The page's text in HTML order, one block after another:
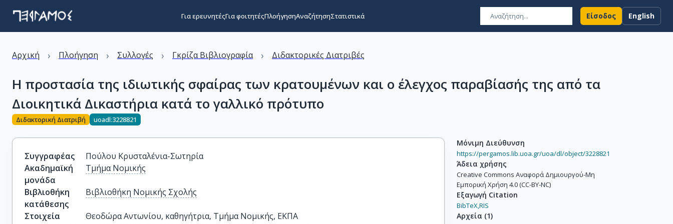
Για ερευνητέςΓια φοιτητέςΠλοήγησηΑναζήτησηΣτατιστικά Είσοδος English
Αρχική › Πλοήγηση › Συλλογές › Γκρίζα Βιβλιογραφία › Διδακτορικές Διατριβές
Η προστασία της ιδιωτικής σφαίρας των κρατουμένων και ο έλεγχος παραβίασής της από τα
Διοικητικά Δικαστήρια κατά το γαλλικό πρότυπο
Διδακτορική Διατριβή uoadl:3228821
Συγγραφέας
Πούλου Κρυσταλένια-Σωτηρία
Ακαδημαϊκή
μονάδα
Τμήμα Νομικής
Βιβλιοθήκη
κατάθεσης
Βιβλιοθήκη Νομικής Σχολής
Στοιχεία
Θεοδώρα Αντωνίου, καθηγήτρια, Τμήμα Νομικής, ΕΚΠΑ
Μόνιμη Διεύθυνση
https://pergamos.lib.uoa.gr/uoa/dl/object/3228821
Άδεια χρήσης
Creative Commons Αναφορά Δημιουργού-Μη
Εμπορική Χρήση 4.0 (CC-BY-NC)
Εξαγωγή Citation
BibTeX,RIS
Αρχεία (1)